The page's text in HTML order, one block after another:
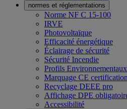
normes et réglementations
Norme NF C 15-100
IRVE
Photovoltaïque
Efficacité énergétique
Éclairage de sécurité
Sécurité Incendie
Profils
Marquage CE
Recyclage DEEE pro
Affichage DPE
Accessibilité